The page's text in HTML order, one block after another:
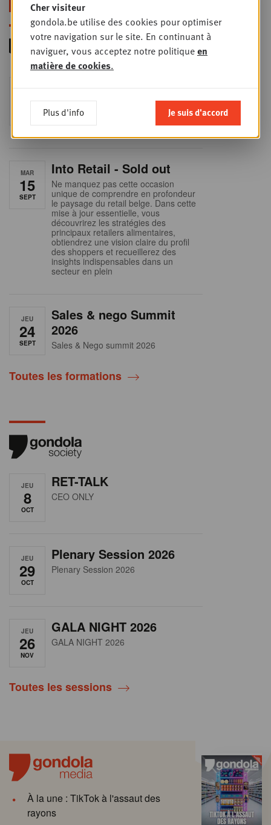
9
business planning
Intro to Negotiation: Succes aan de
onderhandelingstafel is geen toeval!
MAR
15
SEPT
Into Retail - Sold out
Ne manquez pas cette occasion
unique de comprendre en profondeur
le paysage du retail belge. Dans cette
mise à jour essentielle, vous
découvrirez les stratégies des
principaux retailers alimentaires,
obtiendrez une vision claire du profil
des shoppers et recueillerez des
insights indispensables dans un
secteur en plein
JEU
24
SEPT
Sales & nego Summit
2026
Sales & Nego summit 2026
Toutes les formations
JEU
8
OCT
RET-TALK
CEO ONLY
JEU
29
OCT
Plenary Session 2026
Plenary Session 2026
JEU
26
NOV
GALA NIGHT 2026
GALA NIGHT 2026
Toutes les sessions
À la une : TikTok à l'assaut des
rayons
Cher visiteur
gondola.be utilise des cookies pour optimiser
votre navigation sur le site. En continuant à
naviguer, vous acceptez notre politiqueen
matière de cookies.
Plus d'info Je suis d'accord